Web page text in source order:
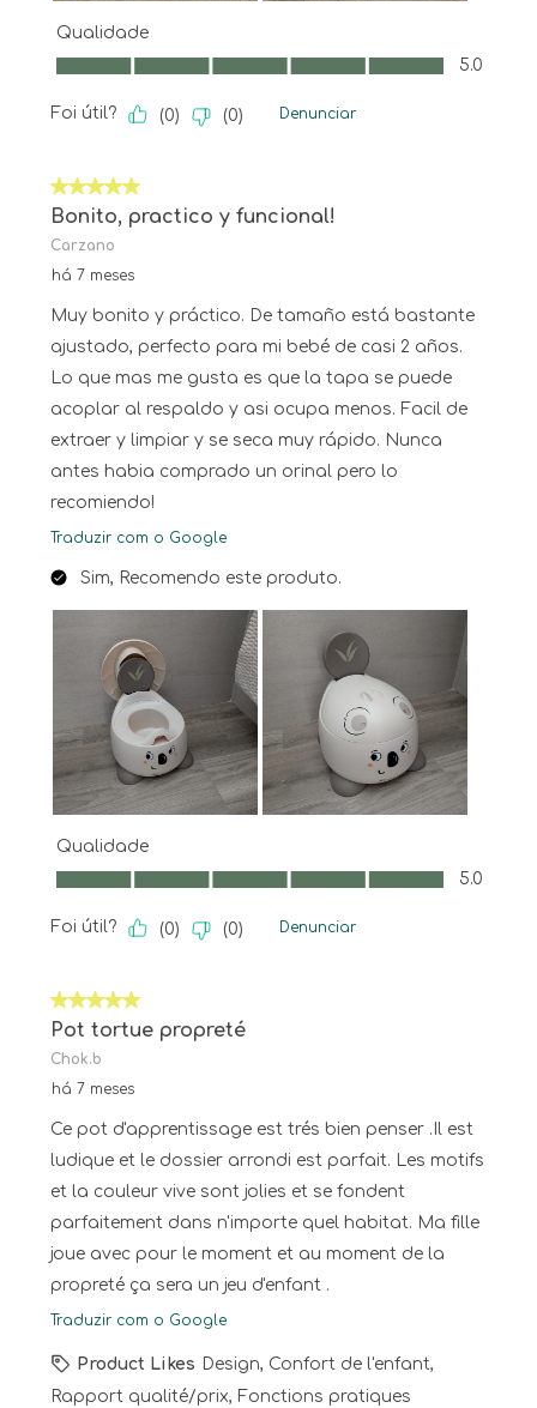
Qualidade
Qualidade, 5.0 em 5
5.0
Foi útil? (0) (0) Denunciar
5 em 5 estrelas.
Bonito, practico y funcional!
Carzano
há 7 meses
Muy bonito y práctico. De tamaño está bastante
ajustado, perfecto para mi bebé de casi 2 años.
Lo que mas me gusta es que la tapa se puede
acoplar al respaldo y asi ocupa menos. Facil de
extraer y limpiar y se seca muy rápido. Nunca
antes habia comprado un orinal pero lo
recomiendo!
Traduzir com o Google
Sim, Recomendo este produto.
Qualidade
Qualidade, 5.0 em 5
5.0
Foi útil? (0) (0) Denunciar
5 em 5 estrelas.
Pot tortue propreté
Chok.b
há 7 meses
Ce pot d'apprentissage est trés bien penser .Il est
ludique et le dossier arrondi est parfait. Les motifs
et la couleur vive sont jolies et se fondent
parfaitement dans n'importe quel habitat. Ma fille
joue avec pour le moment et au moment de la
propreté ça sera un jeu d'enfant .
Traduzir com o Google
Product Likes Design, Confort de l'enfant,
Rapport qualité/prix, Fonctions pratiques